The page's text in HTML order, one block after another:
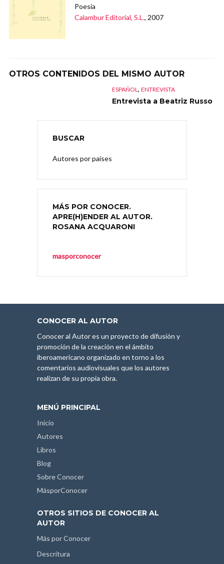
Poesía
Calambur Editorial, S.L., 2007
OTROS CONTENIDOS DEL MISMO AUTOR
ESPAÑOL, ENTREVISTA
Entrevista a Beatriz Russo
BUSCAR
Autores por países
MÁS POR CONOCER.
APRE(H)ENDER AL AUTOR.
ROSANA ACQUARONI
masporconocer
CONOCER AL AUTOR
Conocer al Autor es un proyecto de difusión y
promoción de la creación en el ámbito
iberoamericano organizado en torno a los
comentarios audiovisuales que los autores
realizan de su propia obra.
MENÚ PRINCIPAL
Inicio
Autores
Libros
Blog
Sobre Conocer
MásporConocer
OTROS SITIOS DE CONOCER AL
AUTOR
Más por Conocer
Descritura